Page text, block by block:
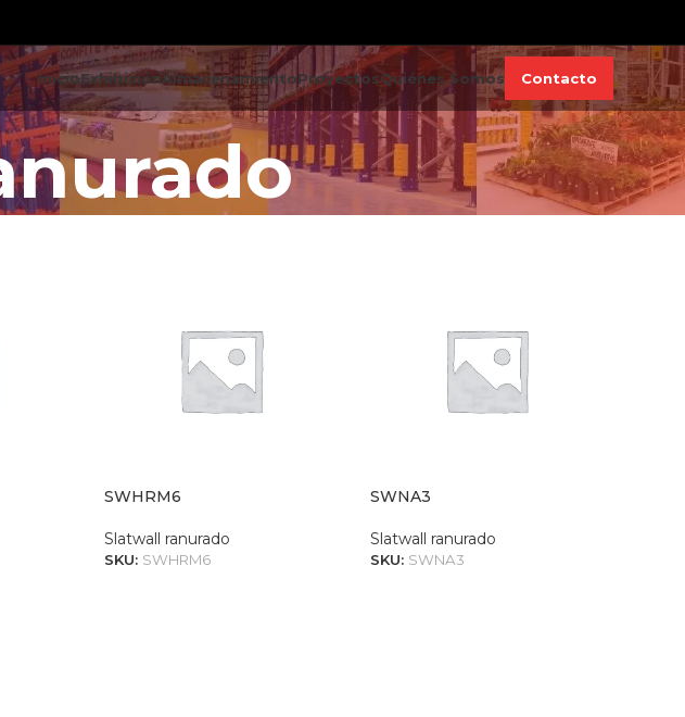
InicioExhibiciónAlmacenamientoProyectosQuiénes Somos Contacto
SWHRM6
Slatwall ranurado
SKU: SWHRM6
SWNA3
Slatwall ranurado
SKU: SWNA3